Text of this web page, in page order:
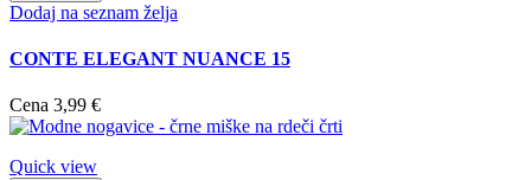
Dodaj na seznam želja
CONTE ELEGANT NUANCE 15
Cena 3,99 €
Quick view